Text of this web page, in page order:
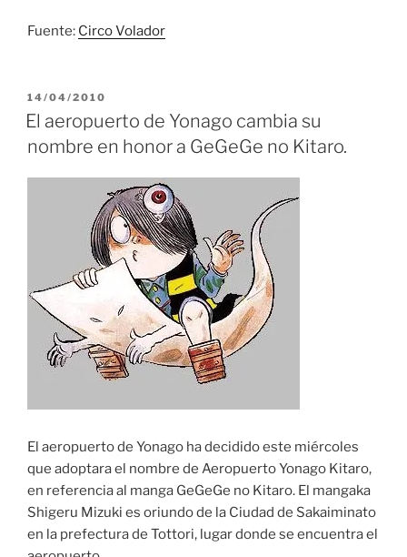
Fuente: Circo Volador
PUBLICADO
EL
14/04/2010
El aeropuerto de Yonago cambia su
nombre en honor a GeGeGe no Kitaro.
El aeropuerto de Yonago ha decidido este miércoles
que adoptara el nombre de Aeropuerto Yonago Kitaro,
en referencia al manga GeGeGe no Kitaro. El mangaka
Shigeru Mizuki es oriundo de la Ciudad de Sakaiminato
en la prefectura de Tottori, lugar donde se encuentra el